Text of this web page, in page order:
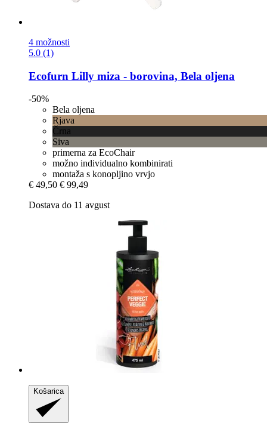
4 možnosti
5.0 (1)
Ecofurn Lilly miza -​ borovina, Bela oljena
-50%
Bela oljena
Rjava
Črna
Siva
primerna za EcoChair
možno individualno kombinirati
montaža s konopljino vrvjo
€ 49,50 € 99,49
Dostava do 11 avgust
Košarica